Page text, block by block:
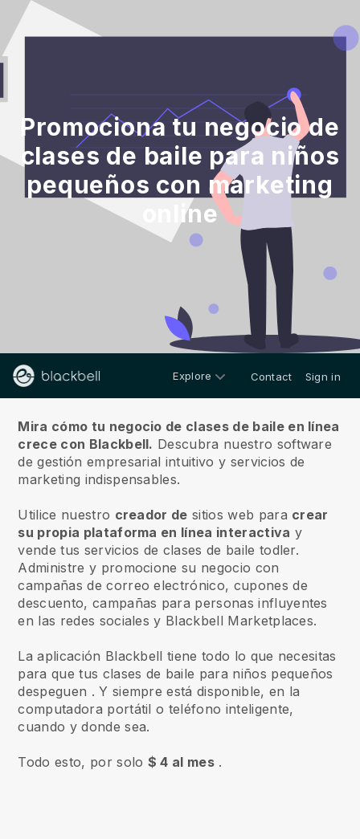
Promociona tu negocio de
clases de baile para niños
pequeños con marketing
online
Explore Contact Sign in
Mira cómo tu negocio de clases de baile en línea
crece con Blackbell. Descubra nuestro software
de gestión empresarial intuitivo y servicios de
marketing indispensables.
Utilice nuestro creador de sitios web para crear
su propia plataforma en línea interactiva y
vende tus servicios de clases de baile todler.
Administre y promocione su negocio con
campañas de correo electrónico, cupones de
descuento, campañas para personas influyentes
en las redes sociales y Blackbell Marketplaces.
La aplicación Blackbell tiene todo lo que necesitas
para que tus clases de baile para niños pequeños
despeguen . Y siempre está disponible, en la
computadora portátil o teléfono inteligente,
cuando y donde sea.
Todo esto, por solo $ 4 al mes .